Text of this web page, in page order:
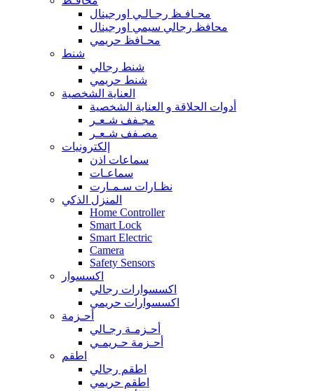
محـافـظ رجـالـي اورجينال
محافظ رجالي سيمي اورجينال
محـافظ حريمي
شنط
شنط رجالي
شنط حريمي
العناية الشخصية
أدوات الحلاقة و العناية الشخصية
مجـفف شـعـر
مصـفف شـعـر
إلكترونيات
سماعات اذن
سماعـات
نظـارات سـمـارت
المنزل الذكي
Home Controller
Smart Lock
Smart Electric
Camera
Safety Sensors
اكسسوار
اكسسوارات رجالي
اكسسوارات حريمي
أحـزمة
أحـزمـة رجـالي
أحـزمة حـريمـي
اطقم
اطقم رجالي
اطقم حريمي